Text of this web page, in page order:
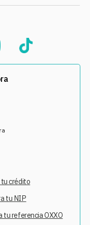
crédito
tu NIP
tu referencia OXXO